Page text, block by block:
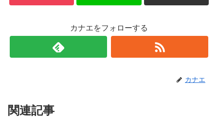
カナエをフォローする
カナエ
関連記事